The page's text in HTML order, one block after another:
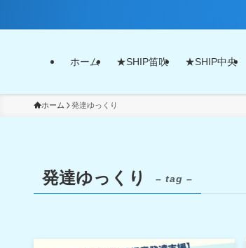
ホーム ★SHIP笛吹 ★SHIP中央
ホーム 発達ゆっくり
発達ゆっくり – tag –